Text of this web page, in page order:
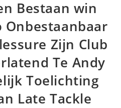
Bestaan win
Zijn Club
Te Andy
Toelichting
Late Tackle